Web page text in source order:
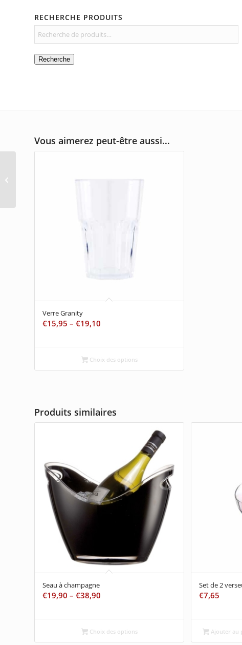
RECHERCHE PRODUITS
Recherche
Vous aimerez peut-être aussi…
Verre Granity
€15,95 – €19,10
Choix des options
Produits similaires
Seau à champagne
€19,90 – €38,90
Choix des options
Set de 2
€7,65
Ajouter au
Casse-noix / homard